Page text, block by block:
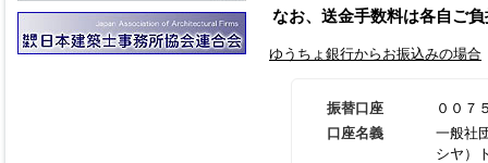
なお、送金手数料は各自ご
ゆうちょ銀行からお振込みの場合
振替口座
００７
口座名義
一般社
シヤ）